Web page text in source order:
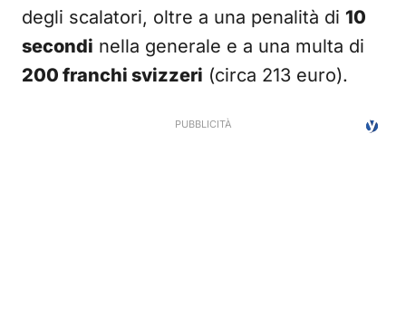
degli scalatori, oltre a una penalità di 10
secondi nella generale e a una multa di
200 franchi svizzeri (circa 213 euro).